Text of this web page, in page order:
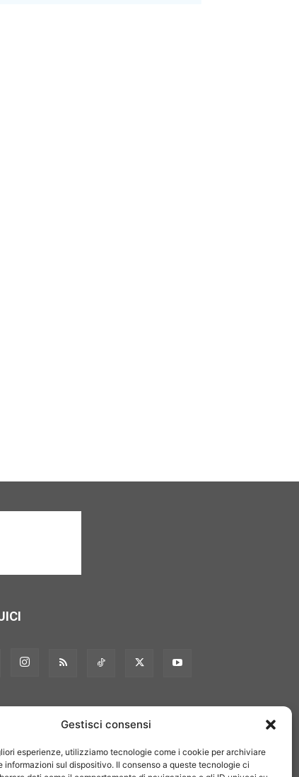
Gestisci consensi
esperienze, utilizziamo tecnologie come i cookie per archiviare
informazioni sul dispositivo. Il consenso a queste tecnologie ci